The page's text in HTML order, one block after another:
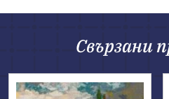
Свързани